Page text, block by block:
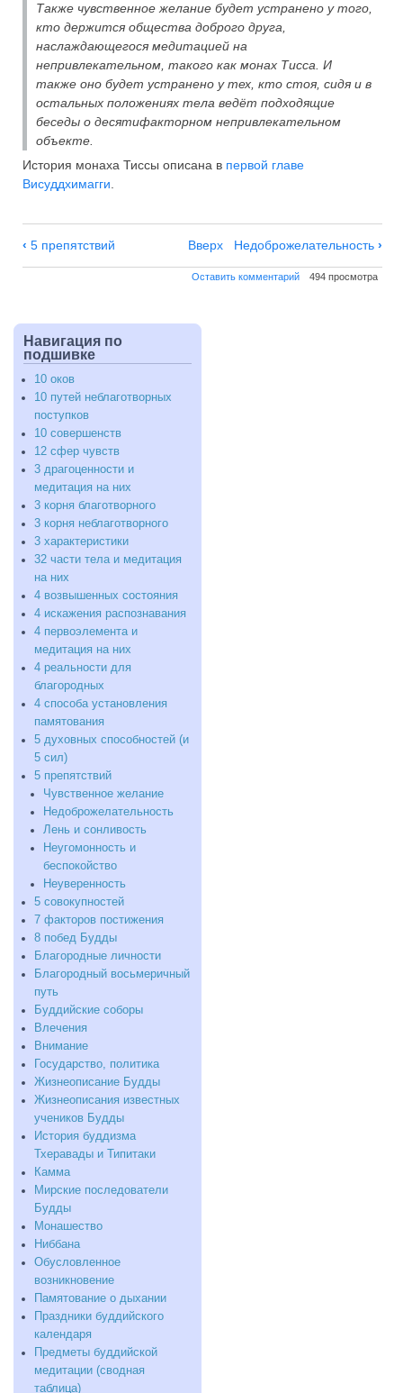
Также чувственное желание будет устранено у того,
кто держится общества доброго друга,
наслаждающегося медитацией на
непривлекательном, такого как монах Тисса. И
также оно будет устранено у тех, кто стоя, сидя и в
остальных положениях тела ведёт подходящие
беседы о десятифакторном непривлекательном
объекте.
История монаха Тиссы описана в первой главе
Висуддхимагги
Навигация
по
‹ 5 препятствий Вверх Недоброжелательность ›
Оставить комментарий 494 просмотра
Навигация по
подшивке
10 оков
10 путей неблаготворных
поступков
10 совершенств
12 сфер чувств
3 драгоценности и
медитация на них
3 корня благотворного
3 корня неблаготворного
3 характеристики
32 части тела и медитация
на них
4 возвышенных состояния
4 искажения распознавания
4 первоэлемента и
медитация на них
4 реальности для
благородных
4 способа установления
памятования
5 духовных способностей (и
5 сил)
5 препятствий
Чувственное желание
Недоброжелательность
Лень и сонливость
Неугомонность и
беспокойство
Неуверенность
5 совокупностей
7 факторов постижения
8 побед Будды
Благородные личности
Благородный восьмеричный
путь
Буддийские соборы
Влечения
Внимание
Государство, политика
Жизнеописание Будды
Жизнеописания известных
учеников Будды
История буддизма
Тхеравады и Типитаки
Камма
Мирские последователи
Будды
Монашество
Ниббана
Обусловленное
возникновение
Памятование о дыхании
Праздники буддийского
календаря
Предметы буддийской
медитации (сводная
таблица)